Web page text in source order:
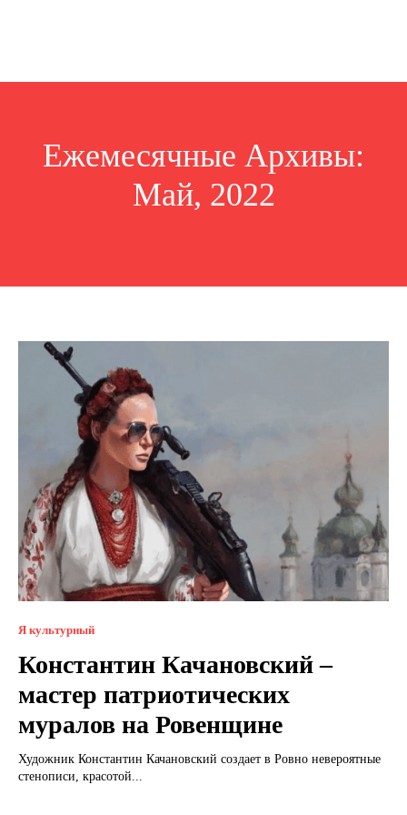
Ежемесячные Архивы:
Май, 2022
Я культурный
Константин Качановский –
мастер патриотических
муралов на Ровенщине
Художник Константин Качановский создает в Ровно невероятные
стенописи, красотой...